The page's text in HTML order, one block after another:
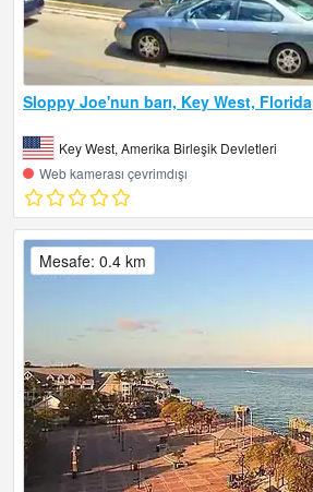
Sloppy Joe'nun barı, Key West, Florida
Key West, Amerika Birleşik Devletleri
Web kamerası çevrimdışı
Mesafe: 0.4 km